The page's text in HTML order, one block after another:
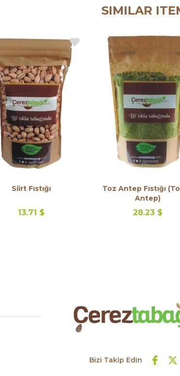
SIMILAR
Siirt Fıstığı
13.71 $
Toz Antep Fıstığı
Antep)
28.23 $
Bizi Takip Edin